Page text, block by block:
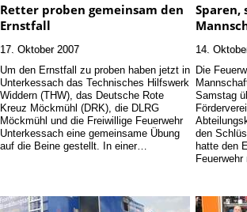
Retter proben gemeinsam den
Ernstfall
17. Oktober 2007
Um den Ernstfall zu proben haben jetzt in
Unterkessach das Technisches Hilfswerk
Widdern (THW), das Deutsche Rote
Kreuz Möckmühl (DRK), die DLRG
Möckmühl und die Freiwillige Feuerwehr
Unterkessach eine gemeinsame Übung
auf die Beine gestellt. In einer…
Sparen,
14.
Die
Samstag
den
hatte den
Feuerwehr